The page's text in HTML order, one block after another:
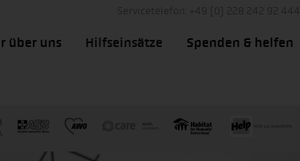
über uns Hilfseinsätze Spenden & helfen